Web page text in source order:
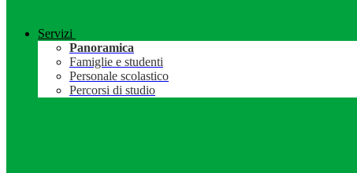
Servizi
Panoramica
Famiglie e studenti
Personale scolastico
Percorsi di studio